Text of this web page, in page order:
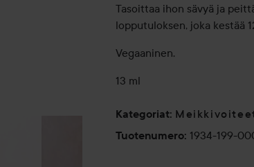
Tasoittaa ihon sävyä ja
lopputuloksen, joka kestää
Vegaaninen.
13 ml
Kategoriat:
Tuotenumero: 1934-199-